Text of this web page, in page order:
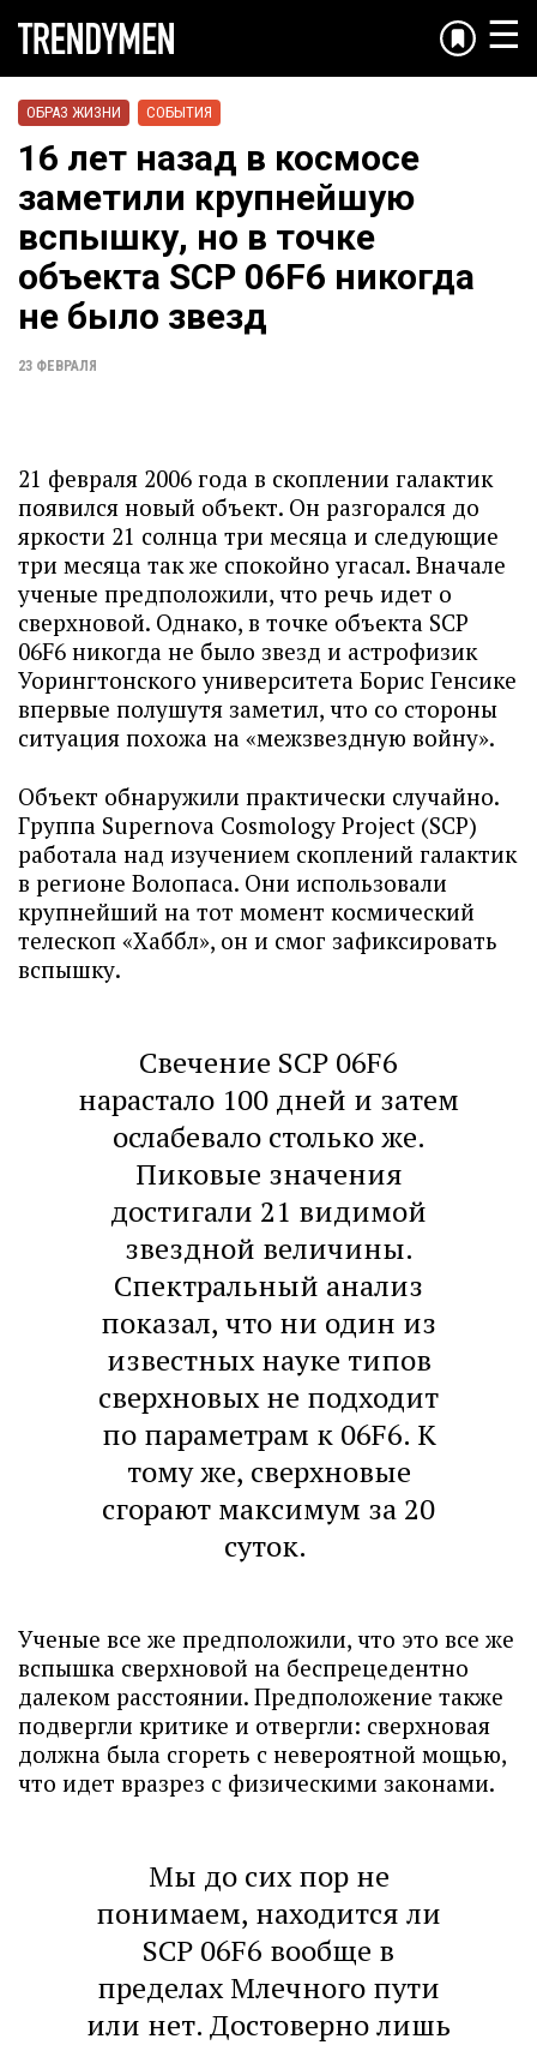
☰
ОБРАЗ ЖИЗНИ СОБЫТИЯ
16 лет назад в космосе
заметили крупнейшую
вспышку, но в точке
объекта SCP 06F6 никогда
не было звезд
23 ФЕВРАЛЯ
21 февраля 2006 года в скоплении галактик
появился новый объект. Он разгорался до
яркости 21 солнца три месяца и следующие
три месяца так же спокойно угасал. Вначале
ученые предположили, что речь идет о
сверхновой. Однако, в точке объекта SCP
06F6 никогда не было звезд и астрофизик
Уорингтонского университета Борис Генсике
впервые полушутя заметил, что со стороны
ситуация похожа на «межзвездную войну».
Объект обнаружили практически случайно.
Группа Supernova Cosmology Project (SCP)
работала над изучением скоплений галактик
в регионе Волопаса. Они использовали
крупнейший на тот момент космический
телескоп «Хаббл», он и смог зафиксировать
вспышку.
Свечение SCP 06F6
нарастало 100 дней и затем
ослабевало столько же.
Пиковые значения
достигали 21 видимой
звездной величины.
Спектральный анализ
показал, что ни один из
известных науке типов
сверхновых не подходит
по параметрам к 06F6. К
тому же, сверхновые
сгорают максимум за 20
суток.
Ученые все же предположили, что это все же
вспышка сверхновой на беспрецедентно
далеком расстоянии. Предположение также
подвергли критике и отвергли: сверхновая
должна была сгореть с невероятной мощью,
что идет вразрез с физическими законами.
Мы до сих пор не
понимаем, находится ли
SCP 06F6 вообще в
пределах Млечного пути
или нет. Достоверно лишь